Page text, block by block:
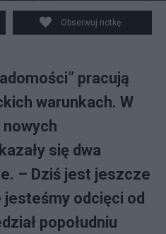
Szymański
Obserwuj notkę
pracują
warunkach. W
się dwa
– Dziś jest jeszcze
odcięci od
popołudniu